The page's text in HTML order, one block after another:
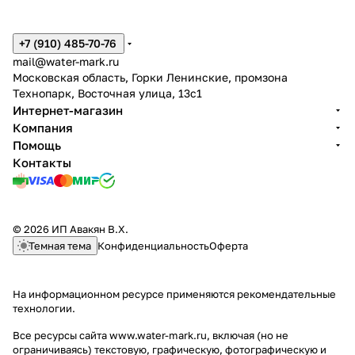
+7 (910) 485-70-76
mail@water-mark.ru
Московская область, Горки Ленинские, промзона
Технопарк, Восточная улица, 13с1
Интернет-магазин
Компания
Помощь
Контакты
© 2026 ИП Авакян В.Х.
Темная тема КонфиденциальностьОферта
На информационном ресурсе применяются рекомендательные
технологии.
Все ресурсы сайта www.water-mark.ru, включая (но не
ограничиваясь) текстовую, графическую, фотографическую и